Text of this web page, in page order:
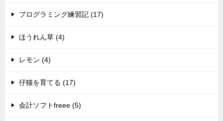
プログラミング練習記 (17)
ほうれん草 (4)
レモン (4)
仔猫を育てる (17)
会計ソフトfreee (5)